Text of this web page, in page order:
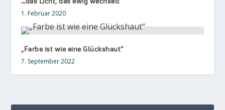
1. Februar 2020
„Farbe ist wie eine Glückshaut“
7. September 2022